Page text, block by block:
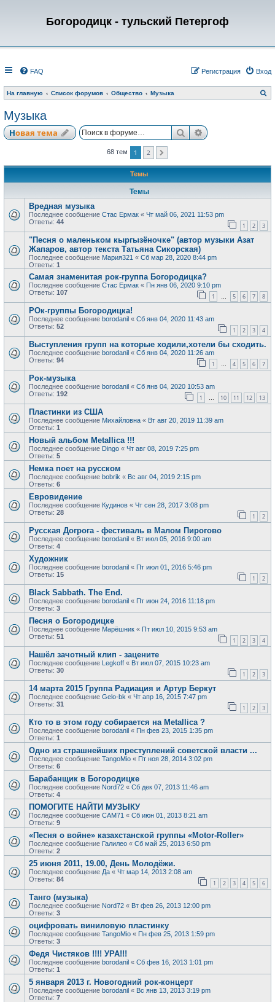
Богородицк - тульский Петергоф
FAQ Вход
Регистрация
На главную Список форумов Общество Музыка
о
Музыка
Новая тема ПоискРасширенный
68 тем 1 2
Темы
Темы
Вредная музыка
Последнее сообщение Стас Ермак « Чт май 06, 2021 11:53 pm
Ответы: 44 1 2 3
"Песня о маленьком кыргызёночке" (автор музыки Азат
Жапаров, автор текста Татьяна Сикорская)
Последнее сообщение Мария321 « Сб мар 28, 2020 8:44 pm
Ответы: 1
Самая знаменитая рок-группа Богородицка?
Последнее сообщение Стас Ермак « Пн янв 06, 2020 9:10 pm
Ответы: 107 1 … 5 6 7 8
РОк-группы Богородицка!
Последнее сообщение borodanil « Сб янв 04, 2020 11:43 am
Ответы: 52 1 2 3 4
Выступления групп на которые ходили,хотели бы сходить.
Последнее сообщение borodanil « Сб янв 04, 2020 11:26 am
Ответы: 94 1 … 4 5 6 7
Рок-музыка
Последнее сообщение borodanil « Сб янв 04, 2020 10:53 am
Ответы: 192 1 … 10 11 12 13
Пластинки из США
Последнее сообщение Михайловна « Вт авг 20, 2019 11:39 am
Ответы: 1
Новый альбом Metallica !!!
Последнее сообщение Dingo « Чт авг 08, 2019 7:25 pm
Ответы: 5
Немка поет на русском
Последнее сообщение bobrik « Вс авг 04, 2019 2:15 pm
Ответы: 6
Евровидение
Последнее сообщение Кудинов « Чт сен 28, 2017 3:08 pm
Ответы: 28 1 2
Русская Догрога - фестиваль в Малом Пирогово
Последнее сообщение borodanil « Вт июл 05, 2016 9:00 am
Ответы: 4
Художник
Последнее сообщение borodanil « Пт июл 01, 2016 5:46 pm
Ответы: 15 1 2
Black Sabbath. The End.
Последнее сообщение borodanil « Пт июн 24, 2016 11:18 pm
Ответы: 3
Песня о Богородицке
Последнее сообщение Марёшник « Пт июл 10, 2015 9:53 am
Ответы: 51 1 2 3 4
Нашёл зачотный клип - зацените
Последнее сообщение Legkoff « Вт июл 07, 2015 10:23 am
Ответы: 30 1 2 3
14 марта 2015 Группа Радиация и Артур Беркут
Последнее сообщение Gelo-bk « Чт апр 16, 2015 7:47 pm
Ответы: 31 1 2 3
Кто то в этом году собирается на Metallica ?
Последнее сообщение borodanil « Пн фев 23, 2015 1:35 pm
Ответы: 1
Одно из страшнейших преступлений советской власти ...
Последнее сообщение TangoMio « Пт ноя 28, 2014 3:02 pm
Ответы: 6
Барабанщик в Богородицке
Последнее сообщение Nord72 « Сб дек 07, 2013 11:46 am
Ответы: 4
ПОМОГИТЕ НАЙТИ МУЗЫКУ
Последнее сообщение САМ71 « Сб июн 01, 2013 8:21 am
Ответы: 9
«Песня о войне» казахстанской группы «Motor-Roller»
Последнее сообщение Галилео « Сб май 25, 2013 6:50 pm
Ответы: 2
25 июня 2011, 19.00, День Молодёжи.
Последнее сообщение Да « Чт мар 14, 2013 2:08 am
Ответы: 84 1 2 3 4 5 6
Танго (музыка)
Последнее сообщение Nord72 « Вт фев 26, 2013 12:00 pm
Ответы: 3
оцифровать виниловую пластинку
Последнее сообщение TangoMio « Пн фев 25, 2013 1:59 pm
Ответы: 3
Федя Чистяков !!!! УРА!!!
Последнее сообщение borodanil « Сб фев 16, 2013 1:01 pm
Ответы: 1
5 января 2013 г. Новогодний рок-концерт
Последнее сообщение borodanil « Вс янв 13, 2013 3:19 pm
Ответы: 7